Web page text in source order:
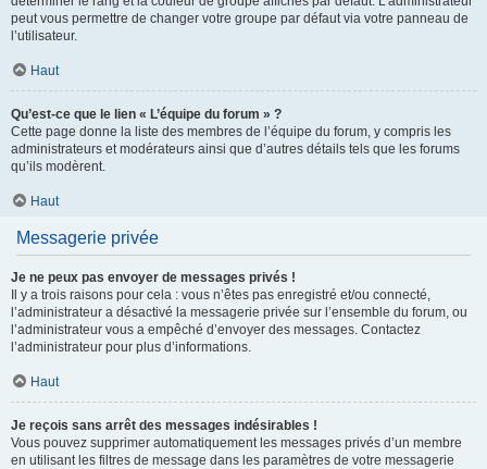
peut vous permettre de changer votre groupe par défaut via votre panneau de
l’utilisateur.
Haut
Qu’est-ce que le lien « L’équipe du forum » ?
Cette page donne la liste des membres de l’équipe du forum, y compris les
administrateurs et modérateurs ainsi que d’autres détails tels que les forums
qu’ils modèrent.
Haut
Messagerie privée
Je ne peux pas envoyer de messages privés !
Il y a trois raisons pour cela : vous n’êtes pas enregistré et/ou connecté,
l’administrateur a désactivé la messagerie privée sur l’ensemble du forum, ou
l’administrateur vous a empêché d’envoyer des messages. Contactez
l’administrateur pour plus d’informations.
Haut
Je reçois sans arrêt des messages indésirables !
Vous pouvez supprimer automatiquement les messages privés d’un membre
en utilisant les filtres de message dans les paramètres de votre messagerie